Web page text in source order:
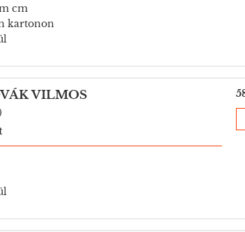
cm
kartonon
VILMOS